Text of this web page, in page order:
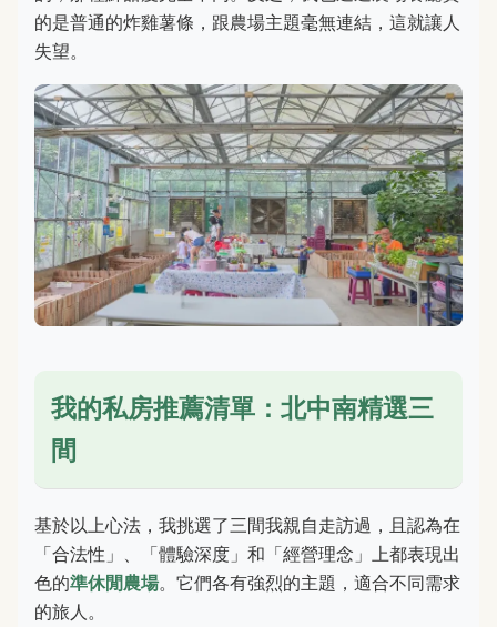
的是普通的炸雞薯條，跟農場主題毫無連結，這就讓人
失望。
我的私房推薦清單：北中南精選三
間
基於以上心法，我挑選了三間我親自走訪過，且認為在
「合法性」、「體驗深度」和「經營理念」上都表現出
色的準休閒農場。它們各有強烈的主題，適合不同需求
的旅人。